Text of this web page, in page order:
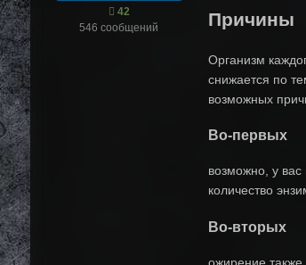
42
546 сообщений
Причины
Организм
снижается по
возможных
Во-первых
возможно, у
количество
Во-вторых